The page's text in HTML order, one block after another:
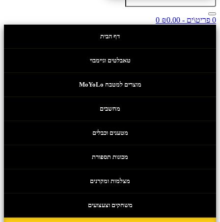
0 פריט\ים - ₪0.00 0
דף הבית
טאבלטים וגיימבוי
מוצרים למטבח MoYoLo
מחשבים
מטענים וכבלים
מכונות תספורת
מצלמות ומקרנים
משחקים וצעצועים